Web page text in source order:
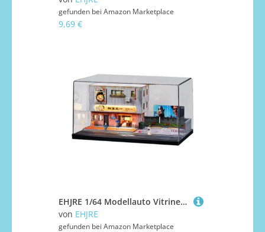
gefunden bei Amazon Marketplace
9,69 €
EHJRE 1/64 Modellauto Vitrine, Diaroma Ramen Shop Scene Collection Showcase,
von EHJRE
gefunden bei Amazon Marketplace